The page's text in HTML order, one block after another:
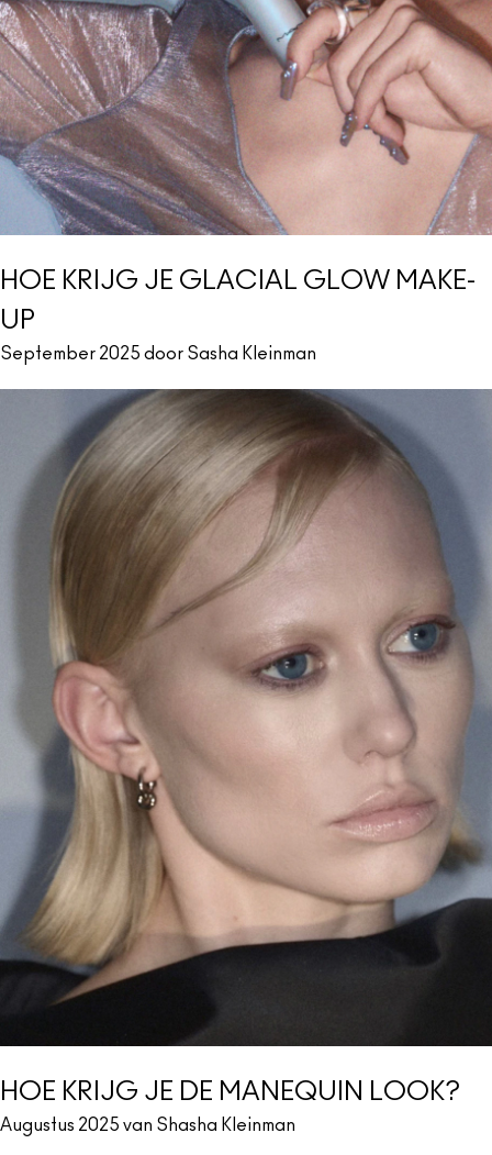
HOE KRIJG JE GLACIAL GLOW MAKE-
UP
September 2025 door Sasha Kleinman
HOE KRIJG JE DE MANEQUIN LOOK?
Augustus 2025 van Shasha Kleinman